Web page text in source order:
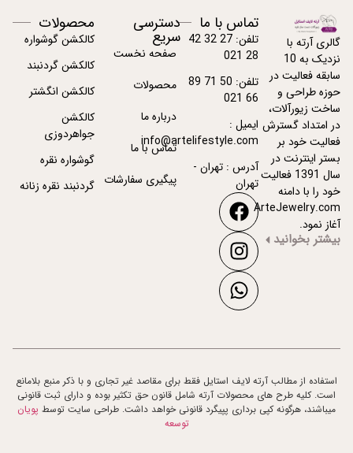
گالری آرته با
نزدیک به 10
سابقه فعالیت در
حوزه طراحی و
ساخت زیورآلات،
در امتداد گسترش
فعالیت خود بر
بستر اینترنت در
سال 1391 فعالیت
خود را با دامنه
ArteJewelry.com
آغاز نمود.
بیشتر بخوانید
تماس با ما
تلفن: 27 32 42
28 021
تلفن: 50 71 89
66 021
ایمیل :
info@artelifestyle.com
آدرس : تهران -
تهران
دسترسی
سریع
صفحه نخست
محصولات
درباره ما
تماس با ما
پیگیری سفارشات
محصولات
کالکشن گوشواره
کالکشن گردنبند
کالکشن انگشتر
کالکشن
جواهردوزی
گوشواره نقره
گردنبند نقره زنانه
استفاده از مطالب آرته لایف استایل فقط برای مقاصد غیر تجاری و با ذکر منبع بلامانع
است. کلیه طرح های محصولات آرته شامل قانون حق تکثیر بوده و دارای ثبت قانونی
میباشند، هرگونه کپی برداری پپیگرد قانونی خواهد داشت. طراحی سایت توسط پویان
توسعه